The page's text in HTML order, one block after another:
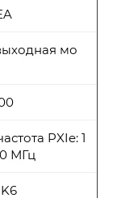
мо
PXIe: 1
МГц